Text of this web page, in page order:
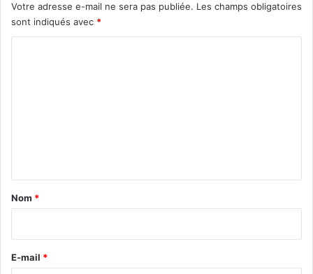
Votre adresse e-mail ne sera pas publiée. Les champs obligatoires
sont indiqués avec *
a
e
Nom *
E-mail *